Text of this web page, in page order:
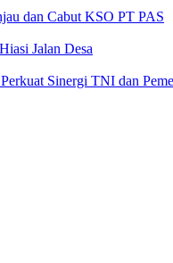
dan Cabut KSO PT PAS
Jalan Desa
Sinergi TNI dan